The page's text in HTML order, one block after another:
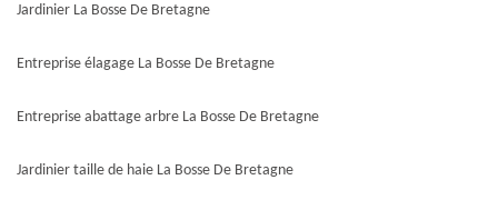
Jardinier La Bosse De Bretagne
Entreprise élagage La Bosse De Bretagne
Entreprise abattage arbre La Bosse De Bretagne
Jardinier taille de haie La Bosse De Bretagne